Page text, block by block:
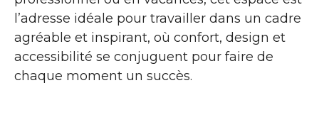
l’adresse idéale pour travailler dans un cadre
agréable et inspirant, où confort, design et
accessibilité se conjuguent pour faire de
chaque moment un succès.